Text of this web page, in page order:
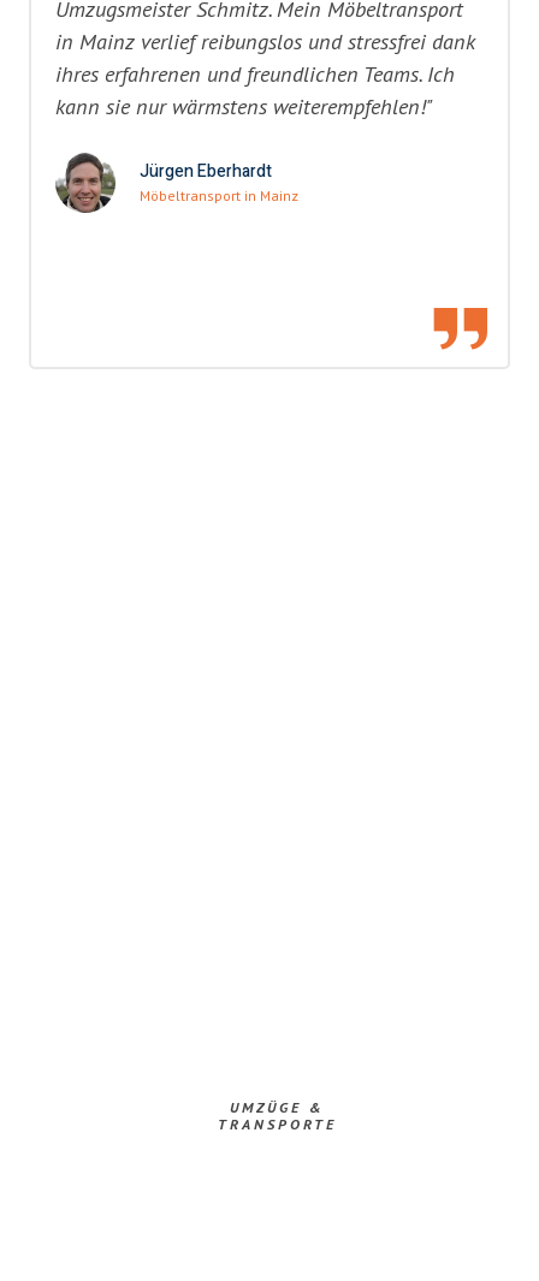
Umzugsmeister Schmitz. Mein Möbeltransport
in Mainz verlief reibungslos und stressfrei dank
ihres erfahrenen und freundlichen Teams. Ich
kann sie nur wärmstens weiterempfehlen!"
Jürgen Eberhardt
Möbeltransport in Mainz
UMZÜGE &
TRANSPORTE